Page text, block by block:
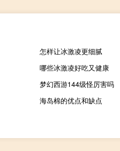
怎样让冰激凌更细腻
哪些冰激凌好吃又健康
梦幻西游144级怪厉害吗
海岛棉的优点和缺点